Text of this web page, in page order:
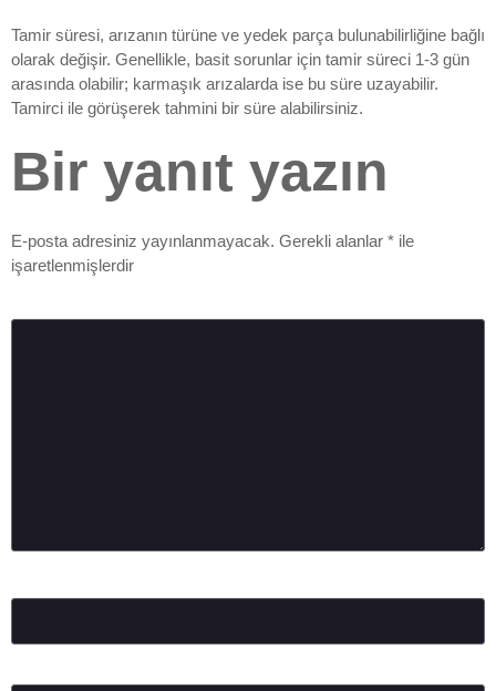
Tamir süresi, arızanın türüne ve yedek parça bulunabilirliğine bağlı
olarak değişir. Genellikle, basit sorunlar için tamir süreci 1-3 gün
arasında olabilir; karmaşık arızalarda ise bu süre uzayabilir.
Tamirci ile görüşerek tahmini bir süre alabilirsiniz.
Bir yanıt yazın
E-posta adresiniz yayınlanmayacak. Gerekli alanlar * ile
işaretlenmişlerdir